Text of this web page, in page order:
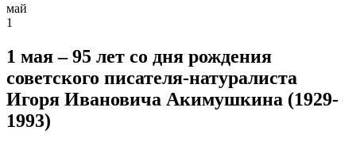
май
1
1 мая – 95 лет со дня рождения
советского писателя-натуралиста
Игоря Ивановича Акимушкина (1929-
1993)